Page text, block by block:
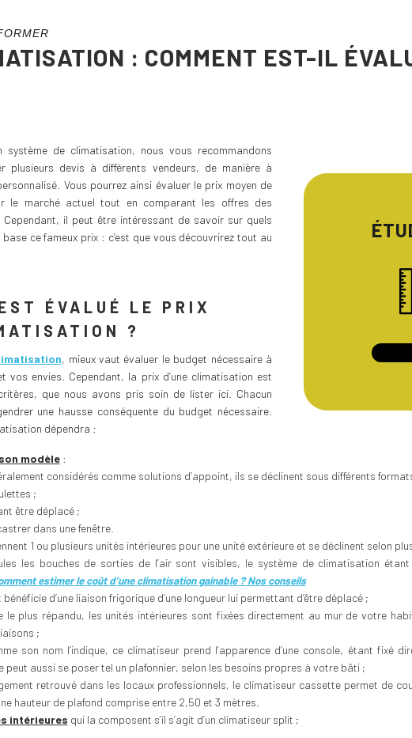
: COMMENT EST-IL
système de climatisation, nous vous recommandons
plusieurs devis à différents vendeurs, de manière à
Vous pourrez ainsi évaluer le prix moyen de
le marché actuel tout en comparant les offres des
Cependant, il peut être intéressant de savoir sur quels
ce fameux prix : c’est que vous découvrirez tout au
ÉVALUÉ LE PRIX
?
, mieux vaut évaluer le budget nécessaire à
vos envies. Cependant, la prix d’une climatisation est
que nous avons pris soin de lister ici. Chacun
une hausse conséquente du budget nécessaire.
dépendra :
modèle:
considérés comme solutions d’appoint, ils se déclinent sous différents
;
être déplacé ;
dans une fenêtre.
1 ou plusieurs unités intérieures pour une unité extérieure et se déclinent selon
les bouches de sorties de l’air sont visibles, le système de climatisation
estimer le coût d’une climatisation gainable ? Nos conseils
d’une liaison frigorique d’une longueur lui permettant d’être déplacé ;
le plus répandu, les unités intérieures sont fixées directement au mur de votre
;
son nom l’indique, ce climatiseur prend l’apparence d’une console, étant fixé
peut aussi se poser tel un plafonnier, selon les besoins propres à votre bâti ;
retrouvé dans les locaux professionnels, le climatiseur cassette permet de
hauteur de plafond comprise entre 2,50 et 3 mètres.
intérieures qui la composent s’il s’agit d’un climatiseur split ;